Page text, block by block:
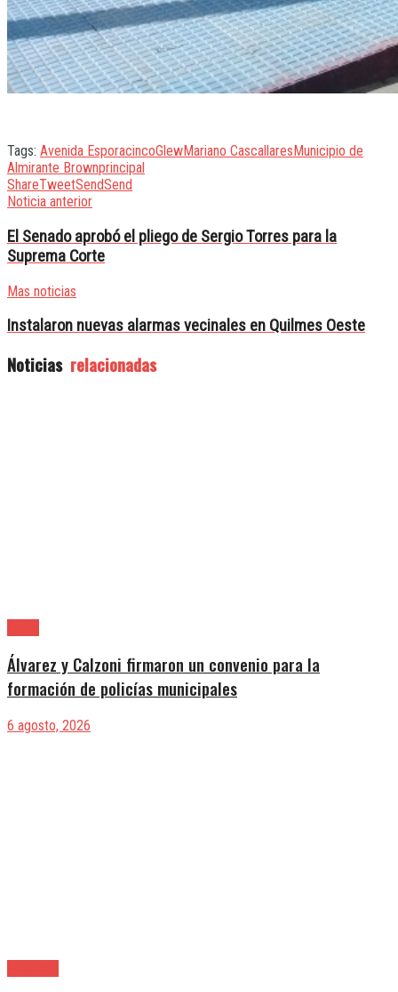
Tags: Avenida EsporacincoGlewMariano Cascallares Municipio de
Almirante Brownprincipal
ShareTweetSendSend
Noticia anterior
El Senado aprobó el pliego de Sergio Torres para la
Suprema Corte
Mas noticias
Instalaron nuevas alarmas vecinales en Quilmes Oeste
Noticias relacionadas
Álvarez y Calzoni firmaron un convenio para la
formación de policías municipales
6 agosto, 2026